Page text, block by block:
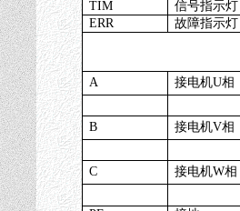
TIM
信号指示灯
ERR
故障指示灯
A 接电机U相
B 接电机V相
C 接电机W相